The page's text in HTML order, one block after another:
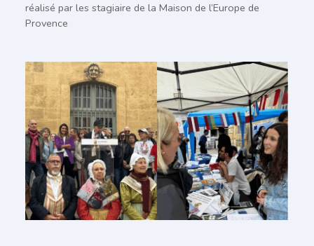
réalisé par les stagiaire de la Maison de l’Europe de
Provence